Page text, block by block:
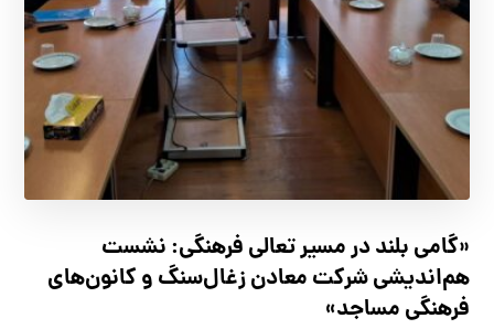
«گامی بلند در مسیر تعالی فرهنگی: نشست
هم‌اندیشی شرکت معادن زغال‌سنگ و کانون‌های
فرهنگی مساجد»